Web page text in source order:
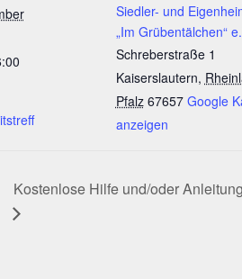
Siedler- und
„Im Grübentälchen“
Schreberstraße 1
Kaiserslautern,
Pfalz 67657 Google
anzeigen
Kostenlose Hilfe und/oder